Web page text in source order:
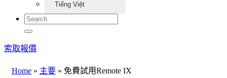
Tiếng Việt
索取報價
Home » 主要 » 免費試用Remote IX